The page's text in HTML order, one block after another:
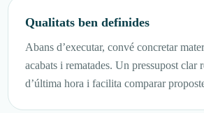
Qualitats ben definides
Abans d’executar, convé concretar
acabats i rematades. Un pressupost clar
d’última hora i facilita comparar